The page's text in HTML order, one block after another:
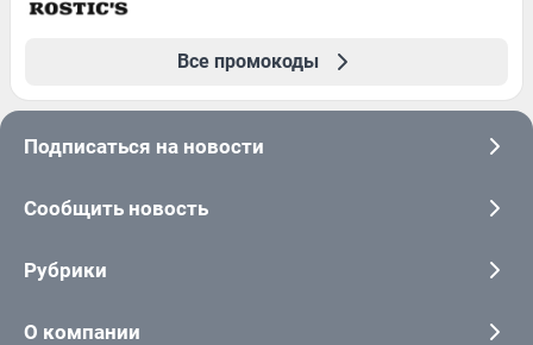
Все промокоды
Подписаться на новости
Сообщить новость
Рубрики
О компании